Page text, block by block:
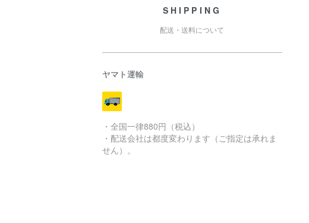
SHIPPING
配送・送料について
ヤマト運輸
・全国一律880円（税込）
・配送会社は都度変わります（ご指定は承れま
せん）。